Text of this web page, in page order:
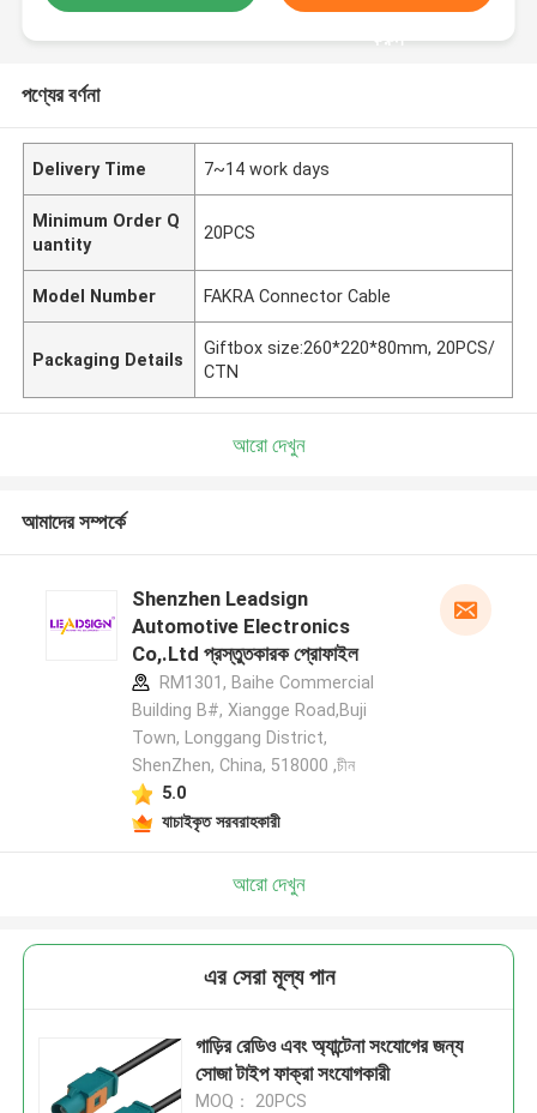
করুন
পণ্যের বর্ণনা
Delivery Time 7~14 work days
Minimum Order Q
uantity
20PCS
Model Number FAKRA Connector Cable
Packaging Details
Giftbox size:260*220*80mm, 20PCS/
CTN
আরো দেখুন
আমাদের সম্পর্কে
Shenzhen Leadsign
Automotive Electronics
Co,.Ltd প্রস্তুতকারক প্রোফাইল
RM1301, Baihe Commercial
Building B#, Xiangge Road,Buji
Town, Longgang District,
ShenZhen, China, 518000 ,চীন
5.0
যাচাইকৃত সরবরাহকারী
আরো দেখুন
এর সেরা মূল্য পান
গাড়ির রেডিও এবং অ্যান্টেনা সংযোগের জন্য
সোজা টাইপ ফাক্রা সংযোগকারী
MOQ： 20PCS